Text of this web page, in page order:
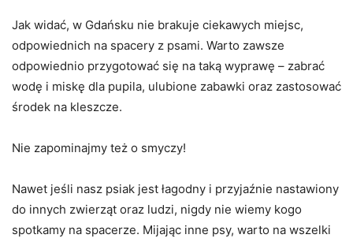
Jak widać, w Gdańsku nie brakuje ciekawych miejsc,
odpowiednich na spacery z psami. Warto zawsze
odpowiednio przygotować się na taką wyprawę – zabrać
wodę i miskę dla pupila, ulubione zabawki oraz zastosować
środek na kleszcze.
Nie zapominajmy też o smyczy!
Nawet jeśli nasz psiak jest łagodny i przyjaźnie nastawiony
do innych zwierząt oraz ludzi, nigdy nie wiemy kogo
spotkamy na spacerze. Mijając inne psy, warto na wszelki